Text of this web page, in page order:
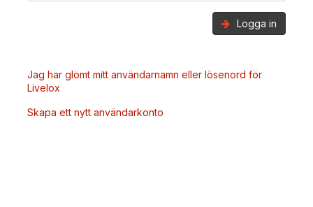
Logga in
Jag har glömt mitt användarnamn eller lösenord för
Livelox
Skapa ett nytt användarkonto